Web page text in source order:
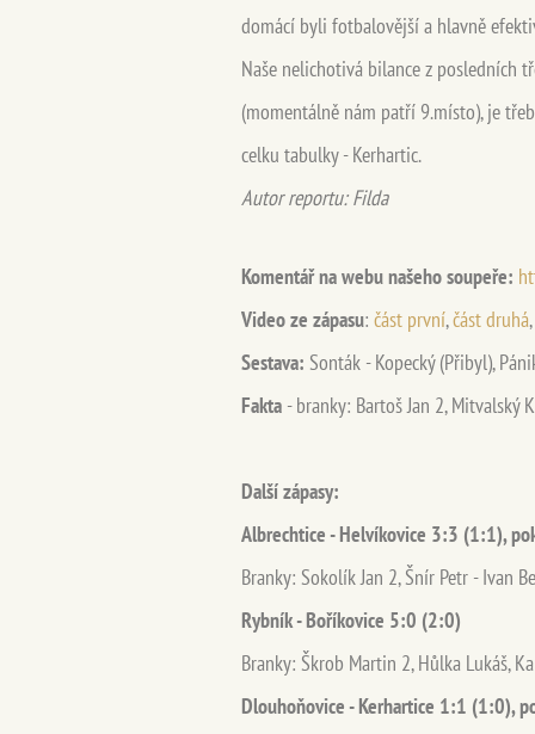
domácí byli fotbalovější a hlavně
Naše nelichotivá bilance z posledních
(momentálně nám patří 9.místo), je
celku tabulky - Kerhartic.
Autor reportu: Filda
Komentář na webu našeho soupeře:
Video ze zápasu: část první,část druhá,
Sestava: Sonták - Kopecký (Přibyl),
Fakta - branky: Bartoš Jan 2, Mitvalský
Další zápasy:
Albrechtice - Helvíkovice 3:3 (1:1),
Branky: Sokolík Jan 2, Šnír Petr - Ivan
Rybník - Boříkovice 5:0 (2:0)
Branky: Škrob Martin 2, Hůlka Lukáš,
Dlouhoňovice - Kerhartice 1:1 (1:0),